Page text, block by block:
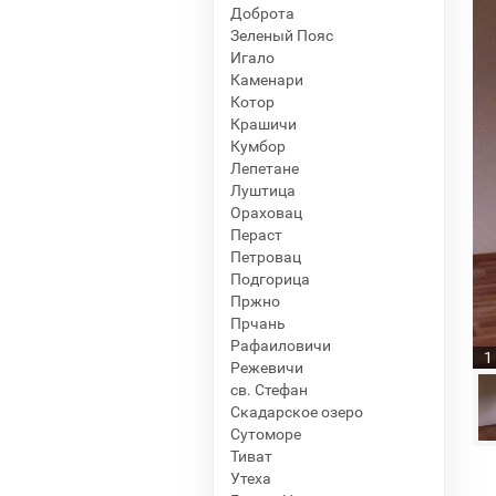
Доброта
Зеленый Пояс
Игало
Каменари
Котор
Крашичи
Кумбор
Лепетане
Луштица
Ораховац
Пераст
Петровац
Подгорица
Пржно
Прчань
Рафаиловичи
Режевичи
св. Стефан
Скадарское озеро
Сутоморе
Тиват
Утеха